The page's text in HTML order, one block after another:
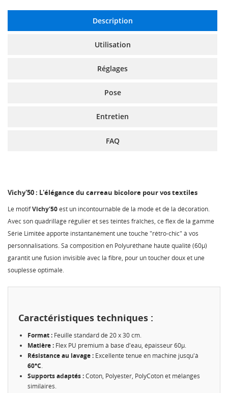
Description
Utilisation
Réglages
Pose
Entretien
FAQ
Vichy'50 : L'élégance du carreau bicolore pour vos textiles
Le motifVichy'50est un incontournable de la mode et de la décoration.
Avec son quadrillage régulier et ses teintes fraîches, ce flex de la gamme
Série Limitée apporte instantanément une touche "rétro-chic" à vos
personnalisations. Sa composition en Polyuréthane haute qualité (60µ)
garantit une fusion invisible avec la fibre, pour un toucher doux et une
souplesse optimale.
Caractéristiques techniques :
Format : Feuille standard de 20 x 30 cm.
Matière : Flex PU premium à base d'eau, épaisseur 60µ.
Résistance au lavage : Excellente tenue en machine jusqu'à
60°C.
Supports adaptés :Coton, Polyester, PolyCoton et mélanges
similaires.